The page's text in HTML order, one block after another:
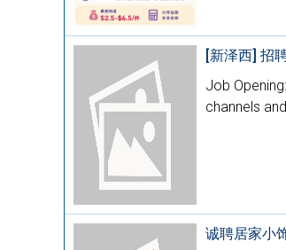
[新泽西] 招
Job
channels
诚聘居家小